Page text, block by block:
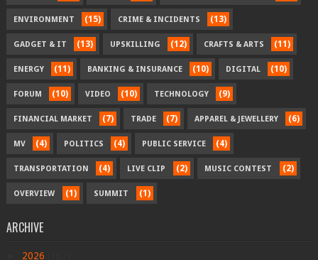
ENVIRONMENT (15) CRIME & INCIDENTS (13)
GADGET & IT (13) UPSKILLING (12) CRAFTS & ARTS (11)
ENERGY (11) BANKING & INSURANCE (10) DIGITAL (10)
FORUM (10) VIDEO (10) TECHNOLOGY (9)
FINANCIAL MARKET (7) TRADE (7) APPAREL & JEWELLERY (6)
MV (4) POLITICS (4) PUBLIC SERVICE (4)
TRANSPORTATION (4) LIVE CLIP (2) MUSIC CONTEST (2)
OVERVIEW (1) SUMMIT (1)
ARCHIVE
2026